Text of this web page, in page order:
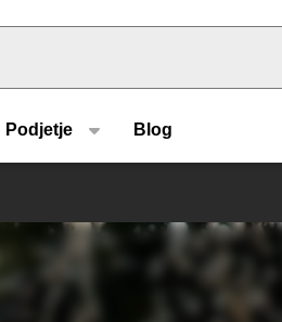
Podjetje Blog